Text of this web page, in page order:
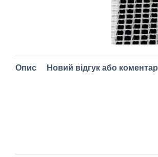
Опис Новий відгук або коментар